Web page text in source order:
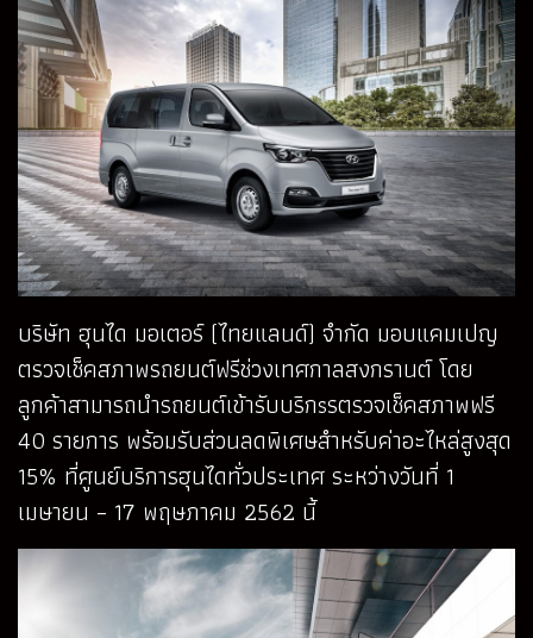
บริษัท ฮุนได มอเตอร์ (ไทยแลนด์) จำกัด มอบแคมเปญ
ตรวจเช็คสภาพรถยนต์ฟรีช่วงเทศกาลสงกรานต์ โดย
ลูกค้าสามารถนำรถยนต์เข้ารับบริกsรตรวจเช็คสภาพฟรี
40 รายการ พร้อมรับส่วนลดพิเศษสำหรับค่าอะไหล่สูงสุด
15% ที่ศูนย์บริการฮุนไดทั่วประเทศ ระหว่างวันที่ 1
เมษายน – 17 พฤษภาคม 2562 นี้